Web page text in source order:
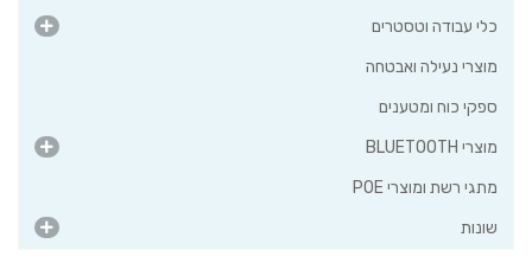
כלי עבודה וטסטרים
מוצרי נעילה ואבטחה
ספקי כוח ומטענים
מוצרי BLUETOOTH
מתגי רשת ומוצרי POE
שונות